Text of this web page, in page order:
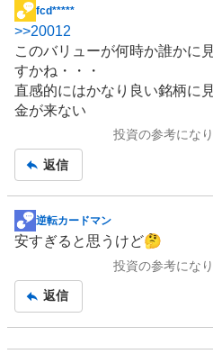
掲
示
板
記
事
fcd*****
>>20012
このバリューが何時か誰かに
すかね・・・
直感的にはかなり良い銘柄に
金が来ない
投資の参考にな
返信
掲
示
事
逆転カードマン
安すぎると思うけど🤔
投資の参考にな
返信